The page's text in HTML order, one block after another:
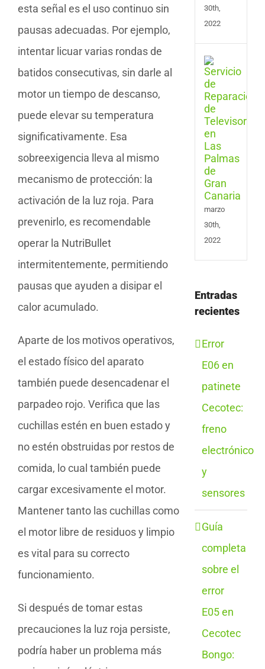
esta señal es el uso continuo sin
pausas adecuadas. Por ejemplo,
intentar licuar varias rondas de
batidos consecutivas, sin darle al
motor un tiempo de descanso,
puede elevar su temperatura
significativamente. Esa
sobreexigencia lleva al mismo
mecanismo de protección: la
activación de la luz roja. Para
prevenirlo, es recomendable
operar la NutriBullet
intermitentemente, permitiendo
pausas que ayuden a disipar el
calor acumulado.
Aparte de los motivos operativos,
el estado físico del aparato
también puede desencadenar el
parpadeo rojo. Verifica que las
cuchillas estén en buen estado y
no estén obstruidas por restos de
comida, lo cual también puede
cargar excesivamente el motor.
Mantener tanto las cuchillas como
el motor libre de residuos y limpio
es vital para su correcto
funcionamiento.
Si después de tomar estas
precauciones la luz roja persiste,
podría haber un problema más
30th,
2022
en
marzo
30th,
2022
Entradas
recientes
Error
E06 en
patinete
Cecotec:
freno
electrónico
y
sensores
Guía
completa
sobre el
error
E05 en
Cecotec
Bongo: